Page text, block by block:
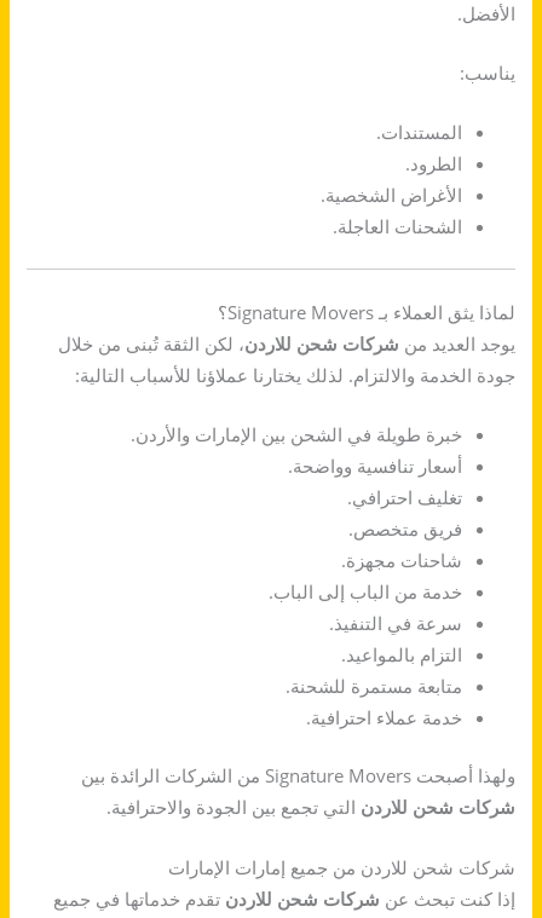
الأفضل.
يناسب:
المستندات.
الطرود.
الأغراض الشخصية.
الشحنات العاجلة.
لماذا يثق العملاء بـ Signature Movers؟
يوجد العديد من شركات شحن للاردن، لكن الثقة تُبنى من خلال
جودة الخدمة والالتزام. لذلك يختارنا عملاؤنا للأسباب التالية:
خبرة طويلة في الشحن بين الإمارات والأردن.
أسعار تنافسية وواضحة.
تغليف احترافي.
فريق متخصص.
شاحنات مجهزة.
خدمة من الباب إلى الباب.
سرعة في التنفيذ.
التزام بالمواعيد.
متابعة مستمرة للشحنة.
خدمة عملاء احترافية.
ولهذا أصبحت Signature Movers من الشركات الرائدة بين
شركات شحن للاردن التي تجمع بين الجودة والاحترافية.
شركات شحن للاردن من جميع إمارات الإمارات
إذا كنت تبحث عن شركات شحن للاردن تقدم خدماتها في جميع